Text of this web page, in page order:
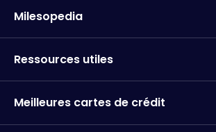
Milesopedia
Ressources utiles
Meilleures cartes de crédit